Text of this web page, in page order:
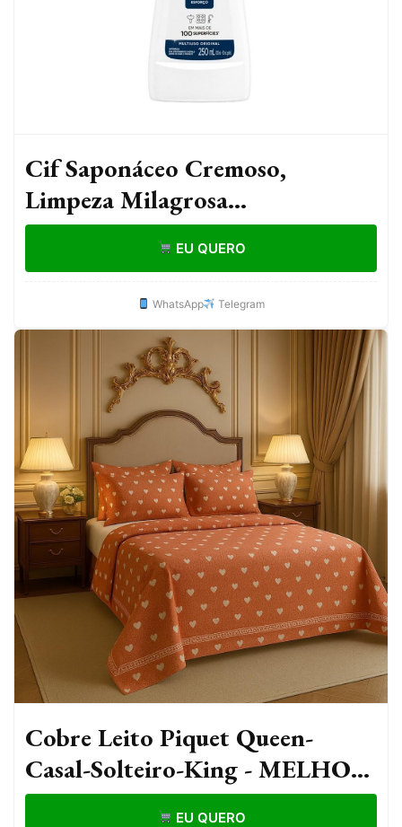
Cif Saponáceo Cremoso,
Limpeza Milagrosa
Desengordurante e Multiuso
Original 250mlEU QUERO
WhatsApp Telegram
Cobre Leito Piquet Queen-
Casal-Solteiro-King - MELHOR
CUSTO BENEFÍCIO
EU QUERO